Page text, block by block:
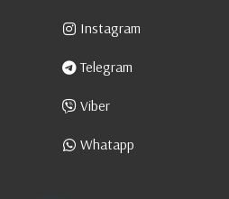
Instagram
Telegram
Viber
Whatapp